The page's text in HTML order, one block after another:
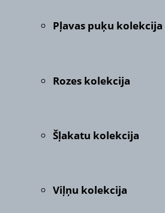
Pļavas puķu kolekcija
Rozes kolekcija
Šļakatu kolekcija
Viļņu kolekcija